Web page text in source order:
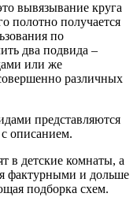
вывязывание круга
полотно получается
по
два подвида –
или же
различных
представляются
описанием.
в детские комнаты, а
фактурными и дольше
подборка схем.